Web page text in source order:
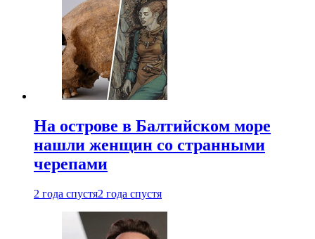
На острове в Балтийском море
нашли женщин со странными
черепами
2 года спустя2 года спустя